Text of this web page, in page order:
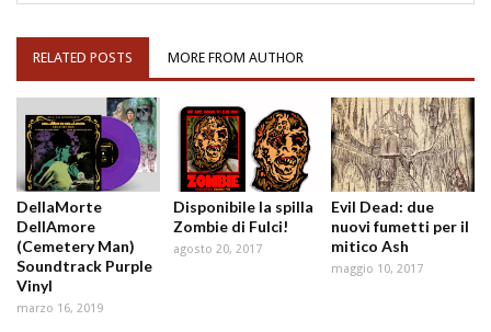
RELATED POSTS MORE FROM AUTHOR
DellaMorte
DellAmore
(Cemetery Man)
Soundtrack Purple
Vinyl
marzo 16, 2019
Disponibile la spilla
Zombie di Fulci!
agosto 20, 2017
Evil Dead: due
nuovi fumetti per il
mitico Ash
maggio 10, 2017